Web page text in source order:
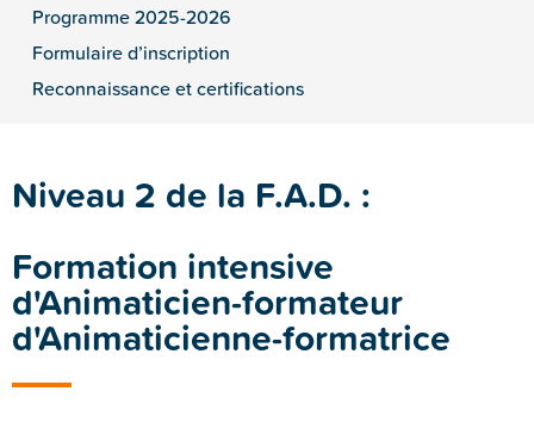
Niveau 2 de la F.A.D. :
Formation intensive
d'Animaticien-formateur
d'Animaticienne-formatrice
Programme 2025-2026
Formulaire d’inscription
Reconnaissance et certifications